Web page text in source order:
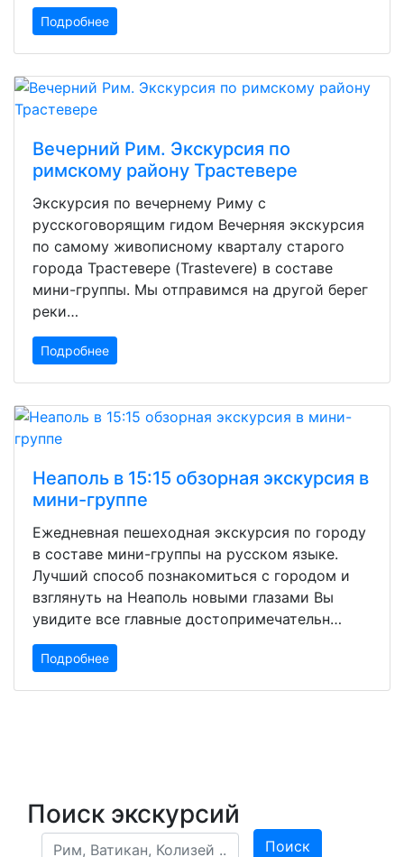
Подробнее
Вечерний Рим. Экскурсия по
римскому району Трастевере
Экскурсия по вечернему Риму с
русскоговорящим гидом Вечерняя экскурсия
по самому живописному кварталу старого
города Трастевере (Trastevere) в составе
мини-группы. Мы отправимся на другой берег
реки…
Подробнее
Неаполь в 15:15 обзорная экскурсия в
мини-группе
Ежедневная пешеходная экскурсия по городу
в составе мини-группы на русском языке.
Лучший способ познакомиться с городом и
взглянуть на Неаполь новыми глазами Вы
увидите все главные достопримечательн…
Подробнее
Поиск экскурсий
Поиск Поиск